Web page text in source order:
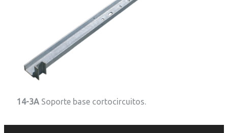
14-3A Soporte base cortocircuitos.